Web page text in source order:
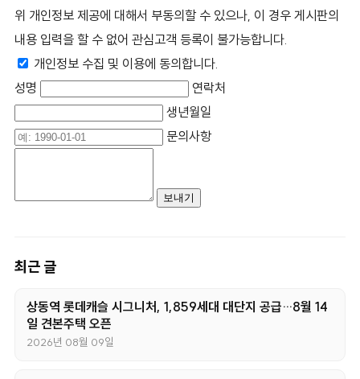
위 개인정보 제공에 대해서 부동의할 수 있으나, 이 경우 게시판의
내용 입력을 할 수 없어 관심고객 등록이 불가능합니다.
개인정보 수집 및 이용에 동의합니다.
성명
연락처
생년월일
문의사항
최근 글
상동역 롯데캐슬 시그니처, 1,859세대 대단지 공급…8월 14
일 견본주택 오픈
2026년 08월 09일